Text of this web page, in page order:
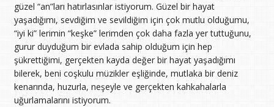
güzel “an”ları hatırlasınlar istiyorum. Güzel bir hayat
yaşadığımı, sevdiğim ve sevildiğim için çok mutlu olduğumu,
“iyi ki” lerimin “keşke” lerimden çok daha fazla yer tuttuğunu,
gurur duyduğum bir evlada sahip olduğum için hep
şükrettiğimi, gerçekten kayda değer bir hayat yaşadığımı
bilerek, beni coşkulu müzikler eşliğinde, mutlaka bir deniz
kenarında, huzurla, neşeyle ve gerçekten kahkahalarla
uğurlamalarını istiyorum.